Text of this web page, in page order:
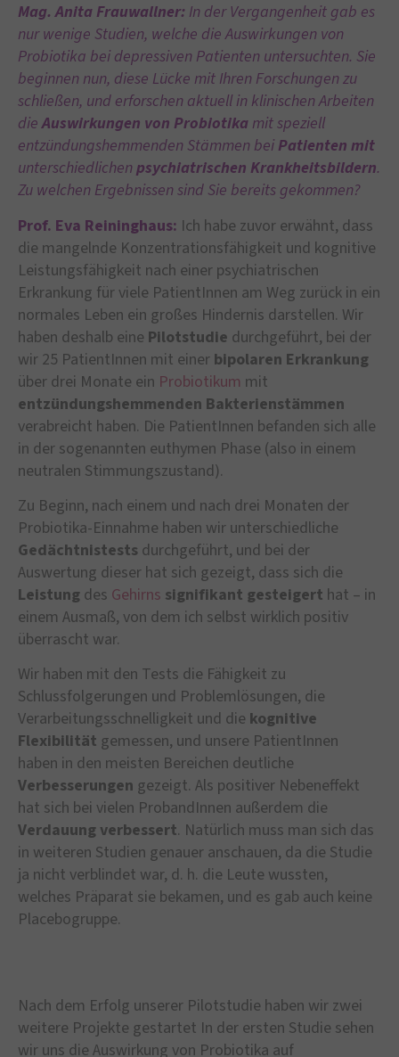
Mag. Anita Frauwallner: In der Vergangenheit gab es
nur wenige Studien, welche die Auswirkungen von
Probiotika bei depressiven Patienten untersuchten. Sie
beginnen nun, diese Lücke mit Ihren Forschungen zu
schließen, und erforschen aktuell in klinischen Arbeiten
dieAuswirkungen von Probiotika mit speziell
entzündungshemmenden Stämmen bei Patienten mit
unterschiedlichenpsychiatrischen Krankheitsbildern.
Zu welchen Ergebnissen sind Sie bereits gekommen?
Prof. Eva Reininghaus: Ich habe zuvor erwähnt, dass
die mangelnde Konzentrationsfähigkeit und kognitive
Leistungsfähigkeit nach einer psychiatrischen
Erkrankung für viele PatientInnen am Weg zurück in ein
normales Leben ein großes Hindernis darstellen. Wir
haben deshalb eine Pilotstudie durchgeführt, bei der
wir 25 PatientInnen mit einer bipolaren Erkrankung
über drei Monate ein Probiotikum mit
entzündungshemmenden Bakterienstämmen
verabreicht haben. Die PatientInnen befanden sich alle
in der sogenannten euthymen Phase (also in einem
neutralen Stimmungszustand).
Zu Beginn, nach einem und nach drei Monaten der
Probiotika-Einnahme haben wir unterschiedliche
Gedächtnistests durchgeführt, und bei der
Auswertung dieser hat sich gezeigt, dass sich die
Leistung des Gehirns signifikant gesteigert hat – in
einem Ausmaß, von dem ich selbst wirklich positiv
überrascht war.
Wir haben mit den Tests die Fähigkeit zu
Schlussfolgerungen und Problemlösungen, die
Verarbeitungsschnelligkeit und die kognitive
Flexibilität gemessen, und unsere PatientInnen
haben in den meisten Bereichen deutliche
Verbesserungen gezeigt. Als positiver Nebeneffekt
hat sich bei vielen ProbandInnen außerdem die
Verdauung verbessert. Natürlich muss man sich das
in weiteren Studien genauer anschauen, da die Studie
ja nicht verblindet war, d. h. die Leute wussten,
welches Präparat sie bekamen, und es gab auch keine
Placebogruppe.
Nach dem Erfolg unserer Pilotstudie haben wir zwei
weitere Projekte gestartet In der ersten Studie sehen
wir uns die Auswirkung von Probiotika auf